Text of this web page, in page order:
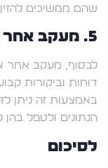
שהם ממשיכים
5. מעקב אחר איכות הנתונים
לבסוף, מעקב אחר
דוחות וביקורות
באמצעות זה ניתן
הנתונים ולטפל בהן
לסיכום